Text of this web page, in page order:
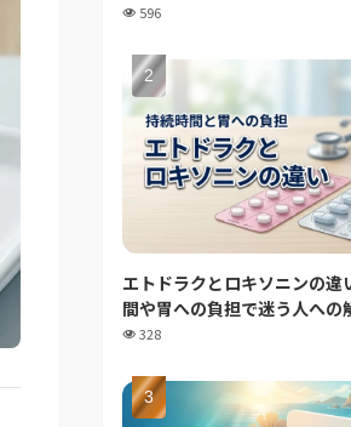
596
エトドラクとロキソニンの違
間や胃への負担で迷う人への
328